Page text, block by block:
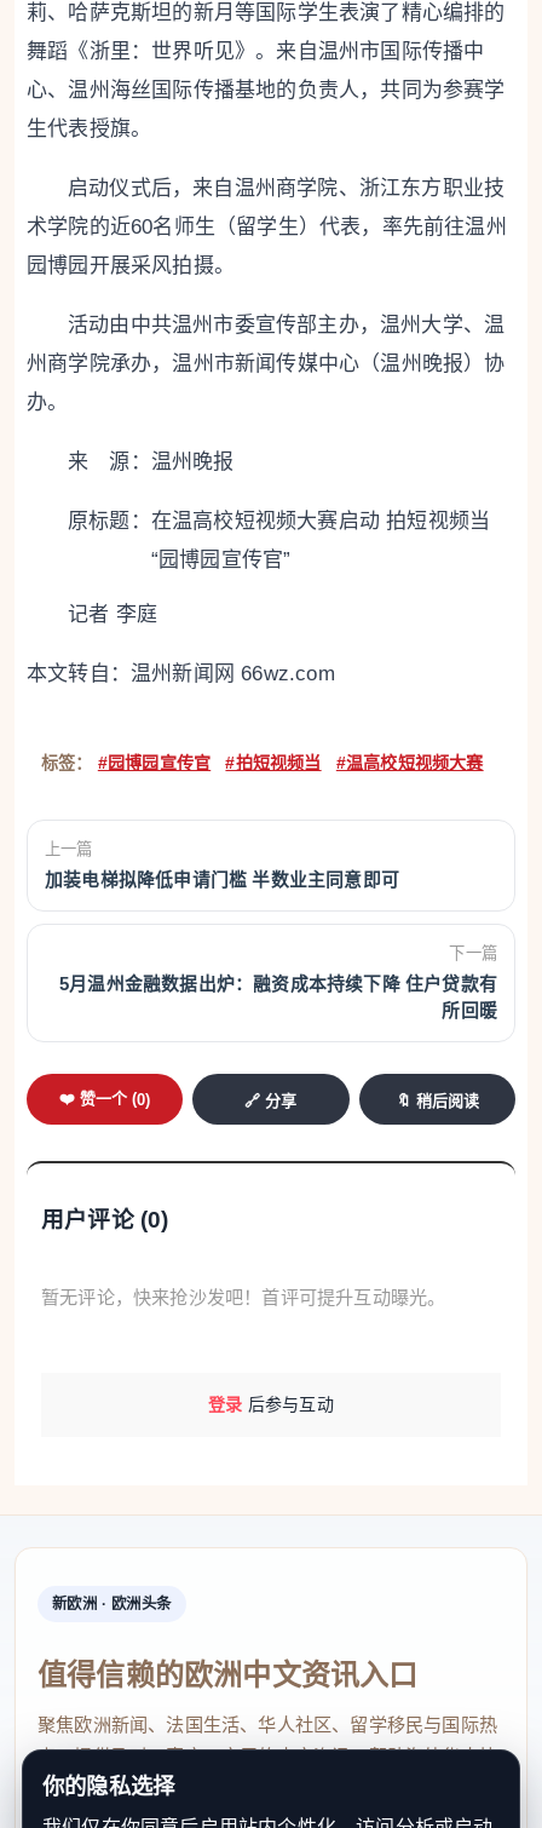
莉、哈萨克斯坦的新月等国际学生表演了精心编排的
舞蹈《浙里：世界听见》。来自温州市国际传播中
心、温州海丝国际传播基地的负责人，共同为参赛学
生代表授旗。
启动仪式后，来自温州商学院、浙江东方职业技
术学院的近60名师生（留学生）代表，率先前往温州
园博园开展采风拍摄。
活动由中共温州市委宣传部主办，温州大学、温
州商学院承办，温州市新闻传媒中心（温州晚报）协
办。
来 源：温州晚报
原标题： 在温高校短视频大赛启动 拍短视频当
“园博园宣传官”
记者 李庭
本文转自： 温州新闻网 66wz.com
标签： #园博园宣传官 #拍短视频当 #温高校短视频大赛
上一篇
加装电梯拟降低申请门槛 半数业主同意即可
下一篇
5月温州金融数据出炉：融资成本持续下降 住户贷款有
所回暖
❤️ 赞一个 (0) 🔗 分享 🔖 稍后阅读
用户评论 (0)
暂无评论，快来抢沙发吧！首评可提升互动曝光。
登录 后参与互动
新欧洲 · 欧洲头条
值得信赖的欧洲中文资讯入口
聚焦欧洲新闻、法国生活、华人社区、留学移民与国际热
点，提供及时、真实、实用的中文资讯，帮助海外华人快
速了解欧洲动态。
你的隐私选择